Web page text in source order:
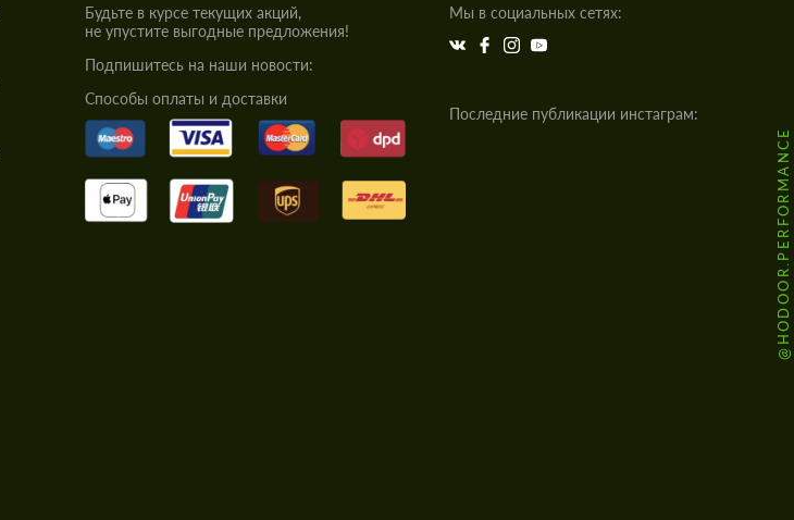
Будьте в курсе текущих акций,
не упустите выгодные предложения!
Подпишитесь на наши новости:
Cпособы оплаты и доставки
Мы в социальных сетях:
Последние публикации инстаграм:
@HODOOR.PERFORMANCE